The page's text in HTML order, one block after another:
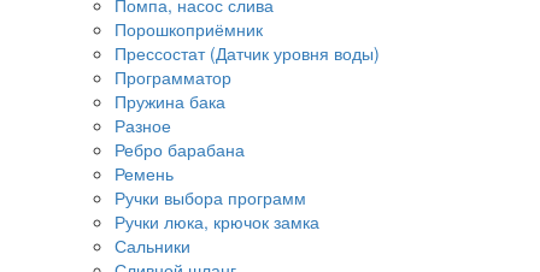
Порошкоприёмник
Прессостат (Датчик уровня воды)
Программатор
Пружина бака
Разное
Ребро барабана
Ремень
Ручки выбора программ
Ручки люка, крючок замка
Сальники